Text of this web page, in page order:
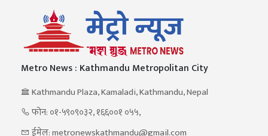
Metro News : Kathmandu Metropolitan City
Kathmandu Plaza, Kamaladi, Kathmandu, Nepal
फोन: ०१-५९०९०३२, १६६००१ ०५५,
ईमेल: metronewskathmandu@gmail.com